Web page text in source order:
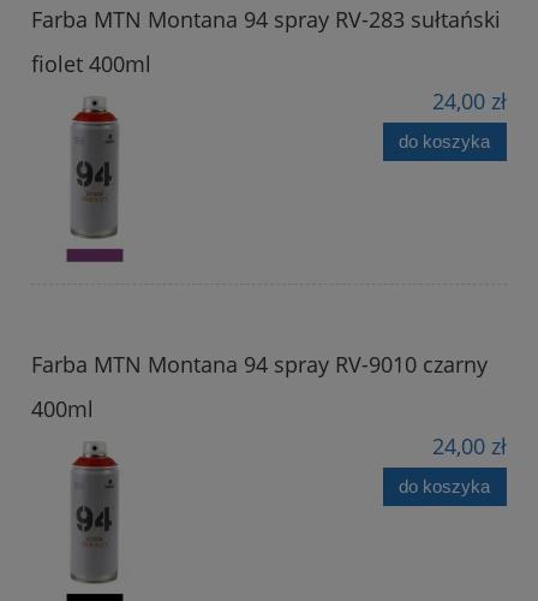
Farba MTN Montana 94 spray RV-283 sułtański
fiolet 400ml
24,00 zł
do koszyka
Farba MTN Montana 94 spray RV-9010 czarny
400ml
24,00 zł
do koszyka